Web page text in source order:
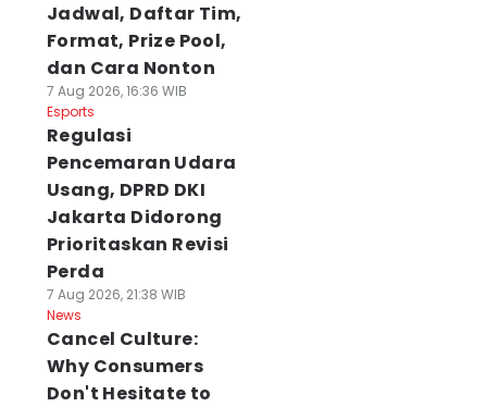
Jadwal, Daftar Tim,
Format, Prize Pool,
dan Cara Nonton
7 Aug 2026, 16:36 WIB
Esports
Regulasi
Pencemaran Udara
Usang, DPRD DKI
Jakarta Didorong
Prioritaskan Revisi
Perda
7 Aug 2026, 21:38 WIB
News
Cancel Culture:
Why Consumers
Don't Hesitate to